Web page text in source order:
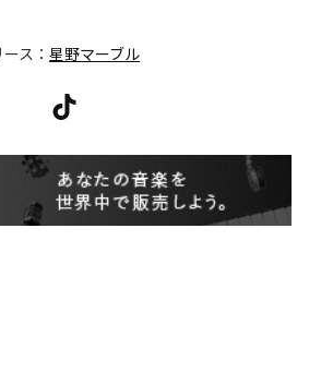
ス： 星野マーブル